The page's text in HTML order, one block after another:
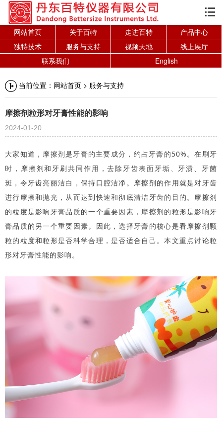

网站首页 关于百特 走进百特
产品中心
独特技术
服务与支持 视频天地
线上展厅
联系我们
English
当前位置： 网站首页 > 服务与支持
摩擦剂粒形对牙膏性能的影响
2024-01-20
大家知道，摩擦剂是牙膏的主要成分，约占牙膏的50%。在刷牙
时，摩擦剂和牙刷共同作用，去除牙齿表面牙垢、牙渍、牙菌
斑，令牙齿亮丽洁白，保持口腔洁净。摩擦剂的作用就是对牙齿
进行摩擦和抛光，从而达到快速和彻底清洁牙齿的目的。摩擦剂
的粒度是影响牙膏品质的一个重要因素，摩擦剂的粒形是影响牙
膏品质的另一个重要因素。因此，选择牙膏的核心是看摩擦剂颗
粒的粒度和粒形是否科学合理，是否适合自己。本文重点讨论粒
形对牙膏性能的影响。